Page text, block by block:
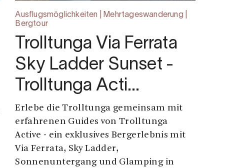
Ausflugsmöglichkeiten | Mehrtageswanderung |
Bergtour
Trolltunga Via Ferrata
Sky Ladder Sunset -
Trolltunga Acti…
Erlebe die Trolltunga gemeinsam mit
erfahrenen Guides von Trolltunga
Active - ein exklusives Bergerlebnis mit
Via Ferrata, Sky Ladder,
Sonnenuntergang und Glamping in